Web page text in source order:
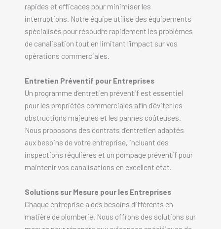
rapides et efficaces pour minimiser les
interruptions. Notre équipe utilise des équipements
spécialisés pour résoudre rapidement les problèmes
de canalisation tout en limitant l’impact sur vos
opérations commerciales.
Entretien Préventif pour Entreprises
Un programme d’entretien préventif est essentiel
pour les propriétés commerciales afin d’éviter les
obstructions majeures et les pannes coûteuses.
Nous proposons des contrats d’entretien adaptés
aux besoins de votre entreprise, incluant des
inspections régulières et un pompage préventif pour
maintenir vos canalisations en excellent état.
Solutions sur Mesure pour les Entreprises
Chaque entreprise a des besoins différents en
matière de plomberie. Nous offrons des solutions sur